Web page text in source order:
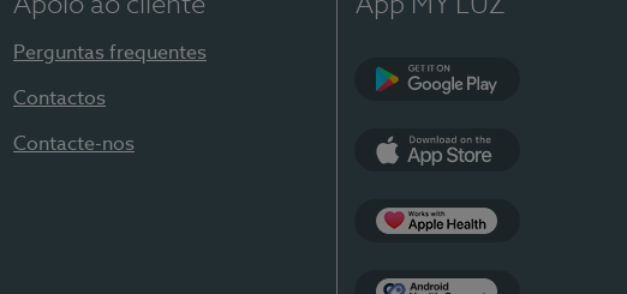
Apoio ao cliente
Perguntas frequentes
Contactos
Contacte-nos
App MY LUZ